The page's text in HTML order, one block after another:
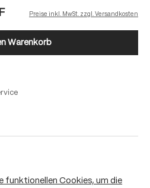
Preise inkl. MwSt. zzgl. Versandkosten
Warenkorb
funktionellen Cookies, um die